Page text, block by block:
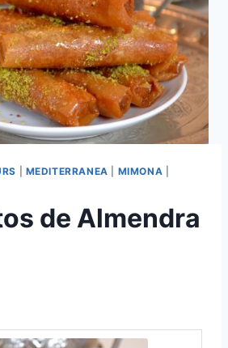
MEDITERRANEA MIMONA
de Almendra